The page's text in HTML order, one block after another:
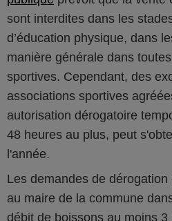
sont interdites dans les
d’éducation physique, dans
manière générale dans
sportives. Cependant, des
associations sportives
autorisation dérogatoire
48 heures au plus, peut
l'année.
Les demandes de
au maire de la commune
débit de boissons au moins